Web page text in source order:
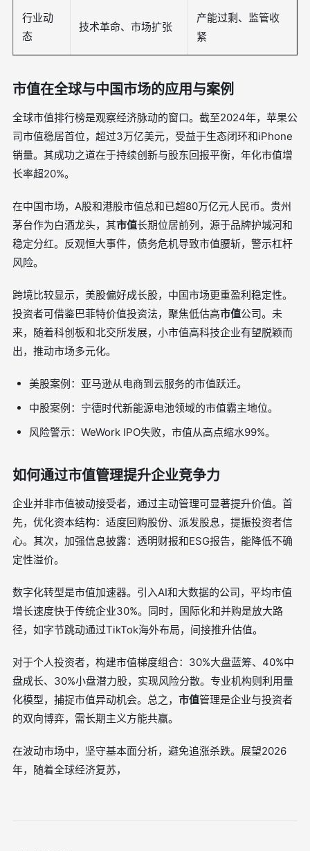
行业动
态
技术革命、市场扩张
产能过剩、监管收
紧
市值在全球与中国市场的应用与案例
全球市值排行榜是观察经济脉动的窗口。截至2024年，苹果公
司市值稳居首位，超过3万亿美元，受益于生态闭环和iPhone
销量。其成功之道在于持续创新与股东回报平衡，年化市值增
长率超20%。
在中国市场，A股和港股市值总和已超80万亿元人民币。贵州
茅台作为白酒龙头，其市值长期位居前列，源于品牌护城河和
稳定分红。反观恒大事件，债务危机导致市值腰斩，警示杠杆
风险。
跨境比较显示，美股偏好成长股，中国市场更重盈利稳定性。
投资者可借鉴巴菲特价值投资法，聚焦低估高市值公司。未
来，随着科创板和北交所发展，小市值高科技企业有望脱颖而
出，推动市场多元化。
美股案例：亚马逊从电商到云服务的市值跃迁。
中股案例：宁德时代新能源电池领域的市值霸主地位。
风险警示：WeWork IPO失败，市值从高点缩水99%。
如何通过市值管理提升企业竞争力
企业并非市值被动接受者，通过主动管理可显著提升价值。首
先，优化资本结构：适度回购股份、派发股息，提振投资者信
心。其次，加强信息披露：透明财报和ESG报告，能降低不确
定性溢价。
数字化转型是市值加速器。引入AI和大数据的公司，平均市值
增长速度快于传统企业30%。同时，国际化和并购是放大路
径，如字节跳动通过TikTok海外布局，间接推升估值。
对于个人投资者，构建市值梯度组合：30%大盘蓝筹、40%中
盘成长、30%小盘潜力股，实现风险分散。专业机构则利用量
化模型，捕捉市值异动机会。总之， 市值管理是企业与投资者
的双向博弈，需长期主义方能共赢。
在波动市场中，坚守基本面分析，避免追涨杀跌。展望2026
年，随着全球经济复苏，